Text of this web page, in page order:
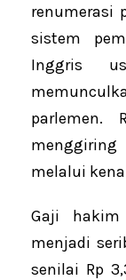
renumerasi
sistem
Inggris
parlemen.
melalui
Gaji
menjadi
senilai Rp